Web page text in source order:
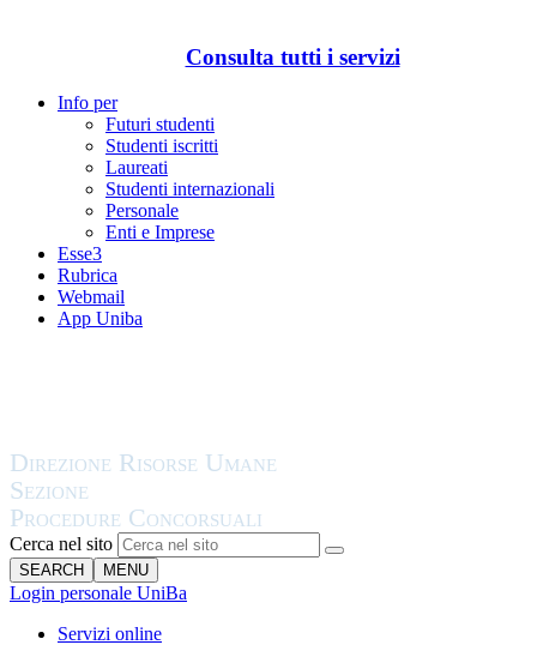
Consulta tutti i servizi
Info per
Futuri studenti
Studenti iscritti
Laureati
Studenti internazionali
Personale
Enti e Imprese
Esse3
Rubrica
Webmail
App Uniba
Cerca nel sito
SEARCH MENU
Login personale UniBa
Servizi online